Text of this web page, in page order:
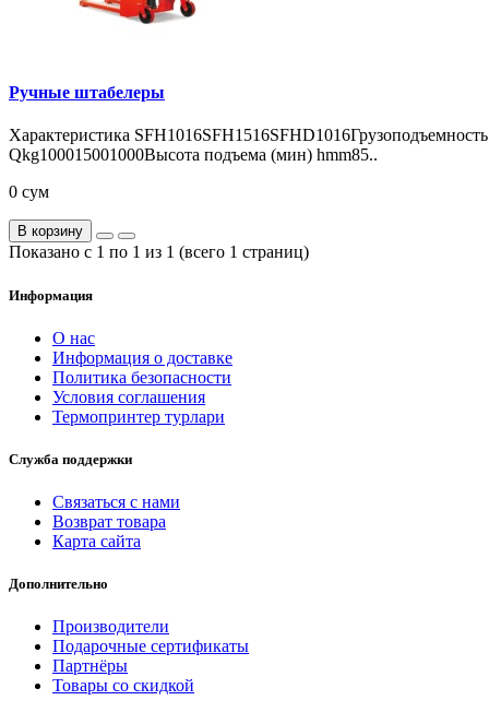
Ручные штабелеры
Характеристика SFH1016SFH1516SFHD1016Грузоподъемность
Qkg100015001000Высота подъема (мин) hmm85..
0 сум
В корзину
Показано с 1 по 1 из 1 (всего 1 страниц)
Информация
О нас
Информация о доставке
Политика безопасности
Условия соглашения
Термопринтер турлари
Служба поддержки
Связаться с нами
Возврат товара
Карта сайта
Дополнительно
Производители
Подарочные сертификаты
Партнёры
Товары со скидкой